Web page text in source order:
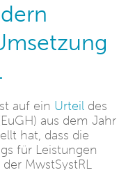
auf ein Urteil des
aus dem Jahr
hat, dass die
für Leistungen
MwstSystRL